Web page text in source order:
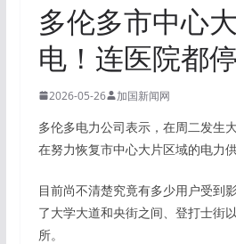
多伦多市中心
电！连医院都
2026-05-26 加国新闻网
多伦多电力公司表示，在周二发生
在努力恢复市中心大片区域的电力供
目前尚不清楚究竟有多少用户受到
了大学大道和央街之间、登打士街
所。